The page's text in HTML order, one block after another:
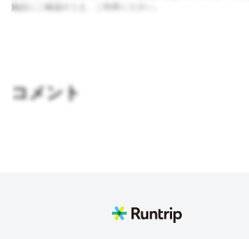
施設にご確認のうえ、ご利用ください。
コメント